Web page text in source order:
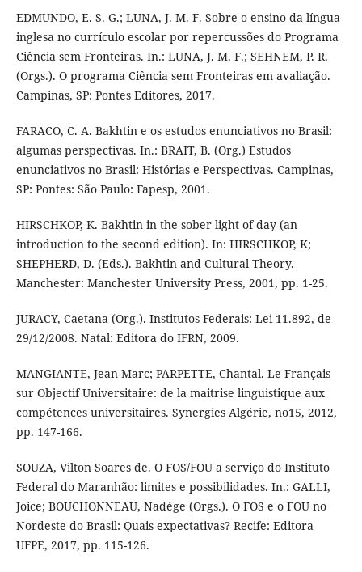
EDMUNDO, E. S. G.; LUNA, J. M. F. Sobre o ensino da língua
inglesa no currículo escolar por repercussões do Programa
Ciência sem Fronteiras. In.: LUNA, J. M. F.; SEHNEM, P. R.
(Orgs.). O programa Ciência sem Fronteiras em avaliação.
Campinas, SP: Pontes Editores, 2017.
FARACO, C. A. Bakhtin e os estudos enunciativos no Brasil:
algumas perspectivas. In.: BRAIT, B. (Org.) Estudos
enunciativos no Brasil: Histórias e Perspectivas. Campinas,
SP: Pontes: São Paulo: Fapesp, 2001.
HIRSCHKOP, K. Bakhtin in the sober light of day (an
introduction to the second edition). In: HIRSCHKOP, K;
SHEPHERD, D. (Eds.). Bakhtin and Cultural Theory.
Manchester: Manchester University Press, 2001, pp. 1-25.
JURACY, Caetana (Org.). Institutos Federais: Lei 11.892, de
29/12/2008. Natal: Editora do IFRN, 2009.
MANGIANTE, Jean-Marc; PARPETTE, Chantal. Le Français
sur Objectif Universitaire: de la maitrise linguistique aux
compétences universitaires. Synergies Algérie, no15, 2012,
pp. 147-166.
SOUZA, Vilton Soares de. O FOS/FOU a serviço do Instituto
Federal do Maranhão: limites e possibilidades. In.: GALLI,
Joice; BOUCHONNEAU, Nadège (Orgs.). O FOS e o FOU no
Nordeste do Brasil: Quais expectativas? Recife: Editora
UFPE, 2017, pp. 115-126.